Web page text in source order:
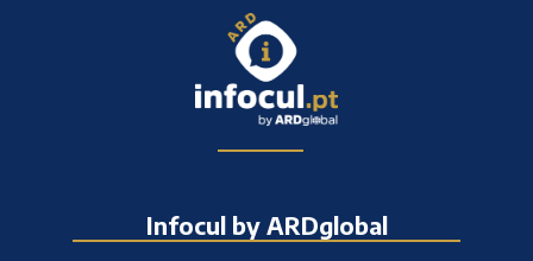
Infocul by ARDglobal